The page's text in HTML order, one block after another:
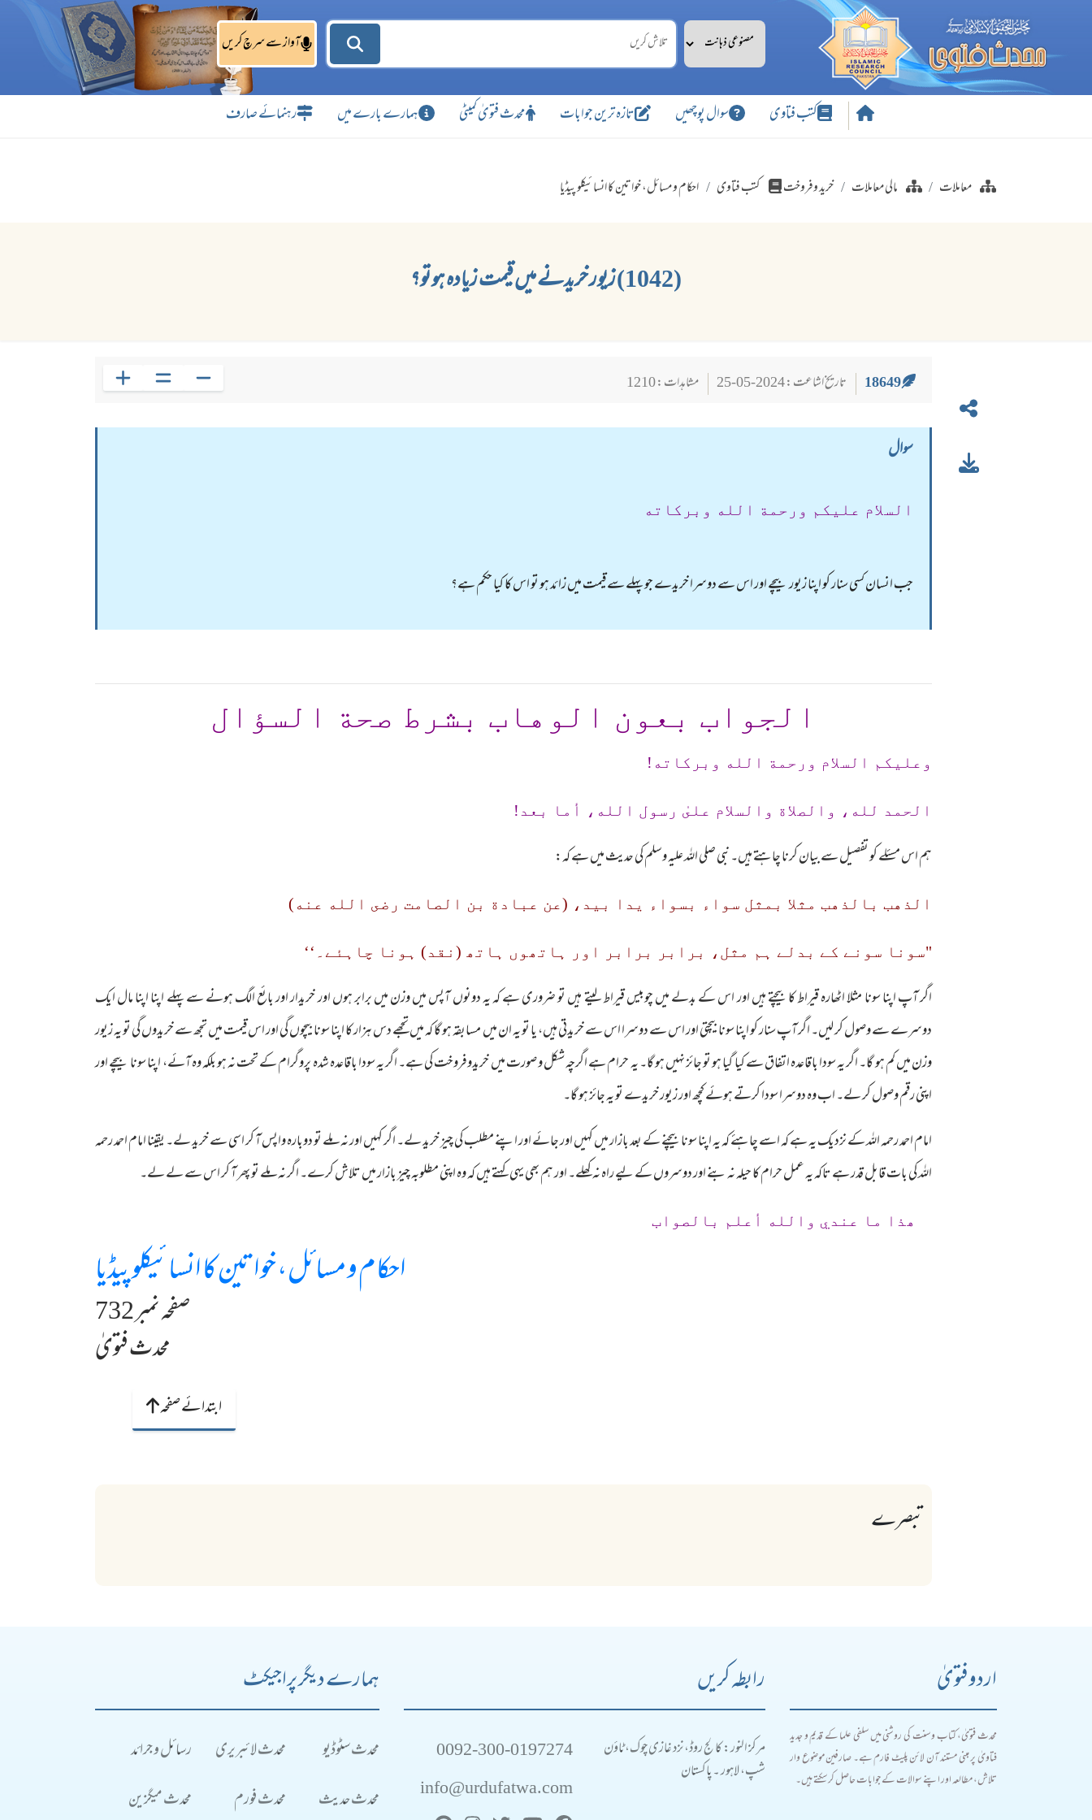
آواز سے سرچ کریں
کتب فتاوی سوال پوچھیں تازہ ترین جوابات محدث فتویٰ کمیٹی ہمارے بارے میں رہنمائے صارف
معاملات مالی معاملات خرید وفروخت کتب فتاوی احکام و مسائل، خواتین کا انسائیکلو پیڈیا
(1042) زیور خریدنے میں قیمت زیادہ ہو تو؟
18649 تاریخ اشاعت : 2024-05-25 مشاہدات : 1210
سوال
السلام عليكم ورحمة الله وبركاته
جب انسان کسی سنار کو اپنا زیور بیچے اور اس سے دوسرا خریدے جو پہلے سے قیمت میں زائد ہو تو اس کا کیا حکم ہے؟
الجواب بعون الوهاب بشرط صحة السؤال
وعلیکم السلام ورحمة الله وبرکاته!
الحمد لله، والصلاة والسلام علىٰ رسول الله، أما بعد!
ہم اس مسئلے کو تفصیل سے بیان کرنا چاہتے ہیں۔ نبی صلی اللہ علیہ وسلم کی حدیث میں ہے کہ:
الذهب بالذهب مثلا بمثل سواء بسواء يدا بيد، (عن عبادة بن الصامت رضى الله عنه)
"سونا سونے کے بدلے ہم مثل، برابر برابر اور ہاتھوں ہاتھ (نقد) ہونا چاہئے۔‘‘
اگر آپ اپنا سونا مثلا اٹھارہ قیراط کا بیچتے ہیں اور اس کے بدلے میں چوبیس قیراط لیتے ہیں تو ضروری ہے کہ یہ دونوں آپس میں وزن میں برابر ہوں اور خریدار اور بائع الگ ہونے سے پہلے اپنا اپنا مال ایک
دوسرے سے وصول کر لیں۔ اگر آپ سنار کو اپنا سونا بیچتی اور اس سے دوسرا اس سے خریدتی ہیں، یا تو یہ ان میں مسابقہ ہو گا کہ میں تجھے دس ہزار کا اپنا سونا بیچوں گی اور اس قیمت میں تجھ سے خریدوں گی تو یہ زیور
وزن میں کم ہو گا۔ اگر یہ سودا باقاعدہ اتفاق سے کیا گیا ہو تو جائز نہیں ہو گا۔ یہ حرام ہے اگرچہ شکل و صورت میں خریدوفروخت کی ہے۔ اگر یہ سودا باقاعدہ شدہ پروگرام کے تحت نہ ہو بلکہ وہ آئے، اپنا سونا بیچے اور
اپنی رقم وصول کر لے۔ اب وہ دوسرا سودا کرتے ہوئے کچھ اور زیور خریدے تو یہ جائز ہو گا۔
امام احمد رحمہ اللہ کے نزدیک یہ ہے کہ اسے چاہئے کہ یہ اپنا سونا بیچنے کے بعد بازار میں کہیں اور جائے اور اپنے مطلب کی چیز خرید لے۔ اگر کہیں اور نہ ملے تو دوبارہ واپس آ کر اسی سے خرید لے۔ یقینا امام احمد رحمہ
اللہ کی بات قابل قدر ہے تاکہ یہ عمل حرام کا حیلہ نہ بنے اور دوسروں کے لیے راہ نہ کھلے۔ اور ہم بھی یہی کہتے ہیں کہ وہ اپنی مطلوبہ چیز بازار میں تلاش کرے۔ اگر نہ ملے تو پھر آ کر اس سے لے لے۔
ھذا ما عندي والله أعلم بالصواب
احکام و مسائل، خواتین کا انسائیکلوپیڈیا
صفحہ نمبر 732
محدث فتویٰ
ابتدائے صفحہ
تبصرے
اردو فتویٰ
محدث فتویٰ، کتاب و سنت کی روشنی میں سلفی علما کے قدیم و جدید
فتاویٰ پر مبنی مستند آن لائن پلیٹ فارم ہے۔ صارفین موضوع وار
تلاش، مطالعہ اور اپنے سوالات کے جوابات حاصل کر سکتے ہیں۔
رابطہ کریں
مرکز النور: کالج روڈ، نزد غازی چوک، ٹاؤن
شپ، لاہور ۔ پاکستان
0092-300-0197274
info@urdufatwa.com
ہمارے دیگر پراجیکٹ
محدث سٹوڈیو محدث لائبریری
رسائل و جرائد
محدث حدیث
محدث فورم محدث میگزین